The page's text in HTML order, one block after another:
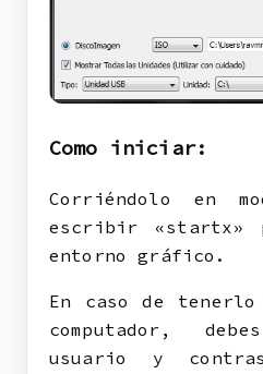
Como iniciar:
Corriéndolo en
escribir
entorno gráfico.
En caso de
computador,
usuario y